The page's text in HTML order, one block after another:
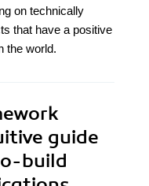
on technically
that have a positive
the world.
guide
build